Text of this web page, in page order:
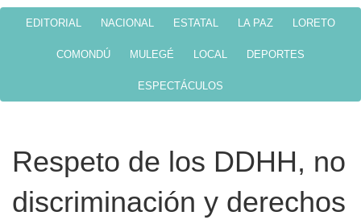
EDITORIAL NACIONAL ESTATAL LA PAZ LORETO
COMONDÚ MULEGÉ LOCAL DEPORTES
ESPECTÁCULOS
Respeto de los DDHH, no
discriminación y derechos